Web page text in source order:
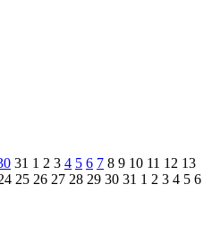
31 1 2 3 4 5 6 7 8 9 10 11 12 13
25 26 27 28 29 30 31 1 2 3 4 5 6